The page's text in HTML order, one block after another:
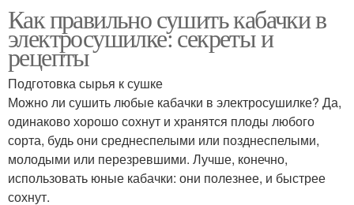
Как правильно сушить кабачки в
электросушилке: секреты и
рецепты
Подготовка сырья к сушке
Можно ли сушить любые кабачки в электросушилке? Да,
одинаково хорошо сохнут и хранятся плоды любого
сорта, будь они среднеспелыми или позднеспелыми,
молодыми или перезревшими. Лучше, конечно,
использовать юные кабачки: они полезнее, и быстрее
сохнут.